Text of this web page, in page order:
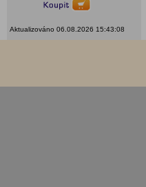
Aktualizováno 06.08.2026 15:43:08